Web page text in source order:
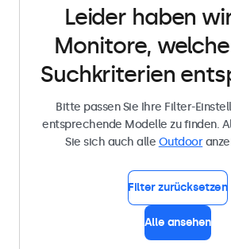
Leider haben
Monitore,
Suchkriterien
Bitte passen Sie Ihre Filter-
entsprechende Modelle zu finden.
Sie sich auch alle Outdoor
Filter zurücksetzen
Alle ansehen